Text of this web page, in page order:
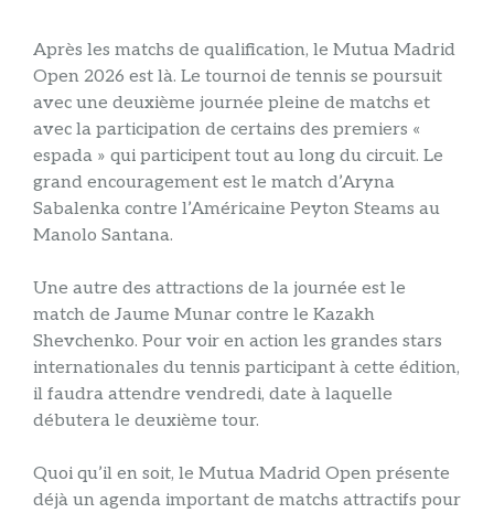
Après les matchs de qualification, le Mutua Madrid
Open 2026 est là. Le tournoi de tennis se poursuit
avec une deuxième journée pleine de matchs et
avec la participation de certains des premiers «
espada » qui participent tout au long du circuit. Le
grand encouragement est le match d’Aryna
Sabalenka contre l’Américaine Peyton Steams au
Manolo Santana.
Une autre des attractions de la journée est le
match de Jaume Munar contre le Kazakh
Shevchenko. Pour voir en action les grandes stars
internationales du tennis participant à cette édition,
il faudra attendre vendredi, date à laquelle
débutera le deuxième tour.
Quoi qu’il en soit, le Mutua Madrid Open présente
déjà un agenda important de matchs attractifs pour